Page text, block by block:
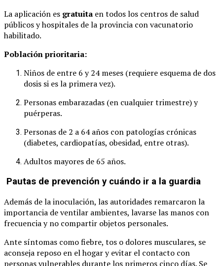
La aplicación es gratuita en todos los centros de salud
públicos y hospitales de la provincia con vacunatorio
habilitado.
Población prioritaria:
Niños de entre 6 y 24 meses (requiere esquema de dos
dosis si es la primera vez).
Personas embarazadas (en cualquier trimestre) y
puérperas.
Personas de 2 a 64 años con patologías crónicas
(diabetes, cardiopatías, obesidad, entre otras).
Adultos mayores de 65 años.
Pautas de prevención y cuándo ir a la guardia
Además de la inoculación, las autoridades remarcaron la
importancia de ventilar ambientes, lavarse las manos con
frecuencia y no compartir objetos personales.
Ante síntomas como fiebre, tos o dolores musculares, se
aconseja reposo en el hogar y evitar el contacto con
personas vulnerables durante los primeros cinco días. Se